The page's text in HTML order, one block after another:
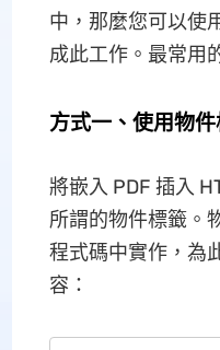
中，那麼您可以使
成此工作。最常用
方式一、使用物
將嵌入 PDF 插入
所謂的物件標籤。
程式碼中實作，為
容：